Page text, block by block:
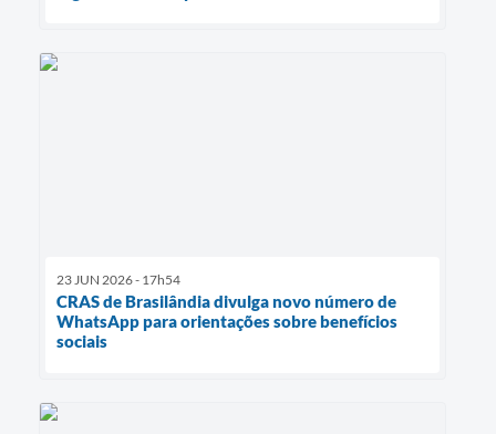
23 JUN 2026 - 17h54
CRAS de Brasilândia divulga novo número de
WhatsApp para orientações sobre benefícios
sociais